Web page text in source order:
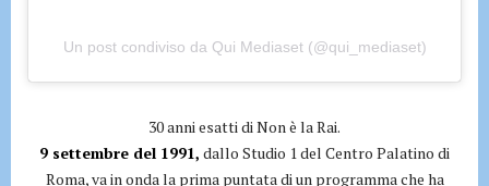
Un post condiviso da Qui Mediaset (@qui_mediaset)
30 anni esatti di Non è la Rai.
9 settembre del 1991, dallo Studio 1 del Centro Palatino di
Roma, va in onda la prima puntata di un programma che ha